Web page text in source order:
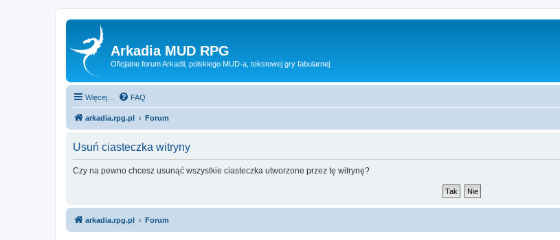
Arkadia MUD RPG
Oficjalne forum Arkadii, polskiego MUD-a, tekstowej gry fabularnej.
Więcej… FAQ
arkadia.rpg.pl Forum
Usuń ciasteczka witryny
Czy na pewno chcesz usunąć wszystkie ciasteczka utworzone przez tę witrynę?
arkadia.rpg.pl Forum